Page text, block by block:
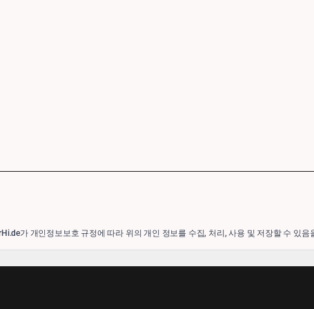
가 개인정보보호 규정에 따라 위의 개인 정보를 수집, 처리, 사용 및 저장할 수 있음